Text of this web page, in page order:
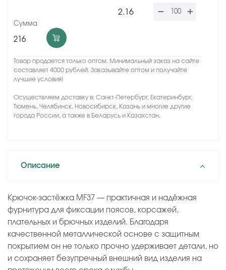
2.16
216
Товар продается только оптом. Минимальный заказ на сайте
составляет 4000 рублей. Заказывайте оптом и получайте
лучшие условия!
Осуществляем доставку в: Санкт-Петербург, Екатеринбург,
Тюмень, Челябинск, Новосибирск, Казань и многие другие
города России, а также в Беларусь и Казахстан.
Описание
Крючок‑застёжка MF37 — практичная и надёжная
фурнитура для фиксации поясов, корсажей,
плательных и брючных изделий. Благодаря
качественной металлической основе с защитным
покрытием он не только прочно удерживает детали, но
и сохраняет безупречный внешний вид изделия на